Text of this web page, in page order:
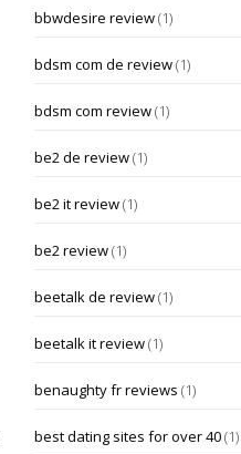
bbwdesire review(1)
bdsm com de review(1)
bdsm com review(1)
be2 de review(1)
be2 it review(1)
be2 review(1)
beetalk de review(1)
beetalk it review(1)
benaughty fr reviews (1)
best dating sites for over 40(1)